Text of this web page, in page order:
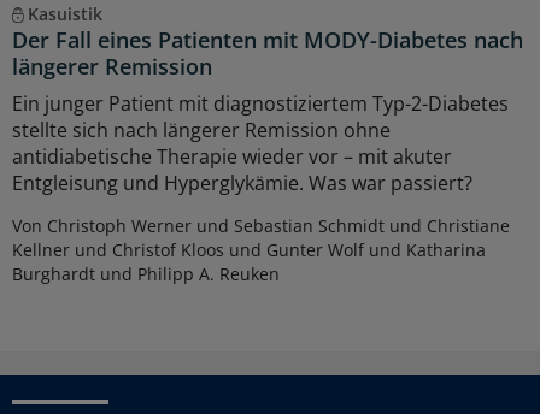
Kasuistik
Der Fall eines Patienten mit MODY-Diabetes nach
längerer Remission
Ein junger Patient mit diagnostiziertem Typ-2-Diabetes
stellte sich nach längerer Remission ohne
antidiabetische Therapie wieder vor – mit akuter
Entgleisung und Hyperglykämie. Was war passiert?
Von Christoph Werner und Sebastian Schmidt und Christiane
Kellner und Christof Kloos und Gunter Wolf und Katharina
Burghardt und Philipp A. Reuken